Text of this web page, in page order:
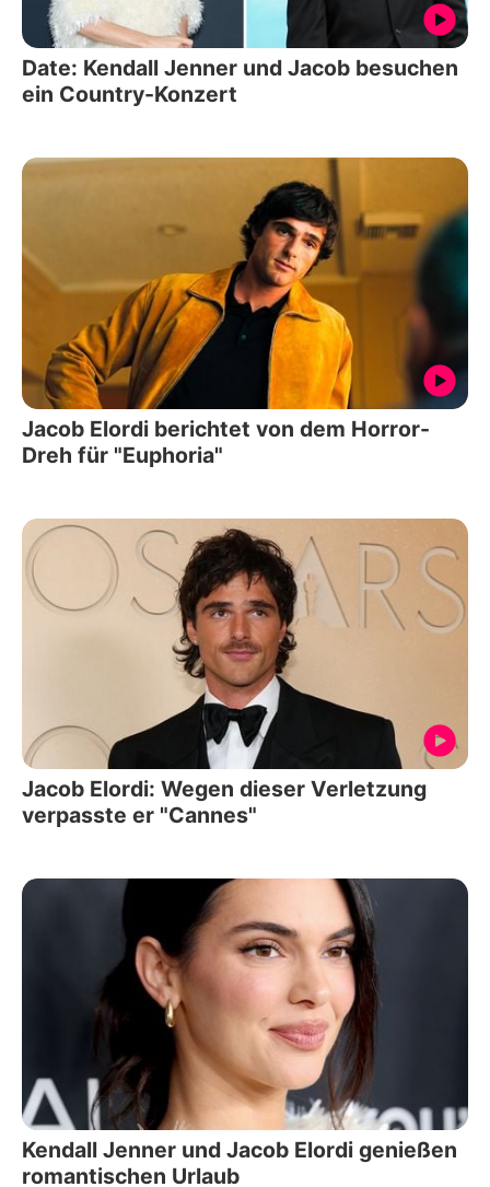
Date: Kendall Jenner und Jacob besuchen
ein Country-Konzert
Jacob Elordi berichtet von dem Horror-
Dreh für "Euphoria"
Jacob Elordi: Wegen dieser Verletzung
verpasste er "Cannes"
Kendall Jenner und Jacob Elordi genießen
romantischen Urlaub